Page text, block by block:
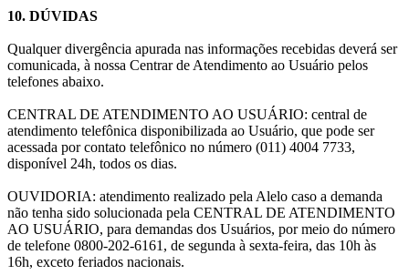
10. DÚVIDAS
Qualquer divergência apurada nas informações recebidas deverá ser
comunicada, à nossa Centrar de Atendimento ao Usuário pelos
telefones abaixo.
CENTRAL DE ATENDIMENTO AO USUÁRIO: central de
atendimento telefônica disponibilizada ao Usuário, que pode ser
acessada por contato telefônico no número (011) 4004 7733,
disponível 24h, todos os dias.
OUVIDORIA: atendimento realizado pela Alelo caso a demanda
não tenha sido solucionada pela CENTRAL DE ATENDIMENTO
AO USUÁRIO, para demandas dos Usuários, por meio do número
de telefone 0800-202-6161, de segunda à sexta-feira, das 10h às
16h, exceto feriados nacionais.